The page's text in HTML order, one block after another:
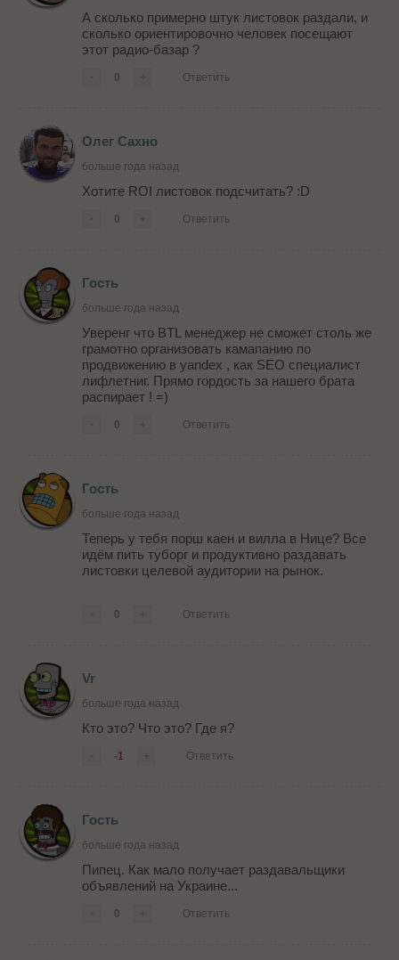
А сколько примерно штук листовок раздали, и
сколько ориентировочно человек посещают
этот радио-базар ?
0 Ответить
Олег Сахно
больше года назад
Хотите ROI листовок подсчитать? :D
0 Ответить
Гость
больше года назад
Уверенг что BTL менеджер не сможет столь же
грамотно организовать камапанию по
продвижению в yandex , как SEO специалист
лифлетниг. Прямо гордость за нашего брата
распирает ! =)
0 Ответить
Гость
больше года назад
Теперь у тебя порш каен и вилла в Нице? Все
идём пить туборг и продуктивно раздавать
листовки целевой аудитории на рынок.
0 Ответить
Vr
больше года назад
Кто это? Что это? Где я?
-1 Ответить
Гость
больше года назад
Пипец. Как мало получает раздавальщики
объявлений на Украине...
0 Ответить